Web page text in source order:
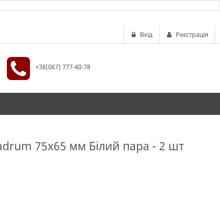
75х65 мм Білий пара - 2 шт
Вхід Реєстрація
+38(067) 777-40-78